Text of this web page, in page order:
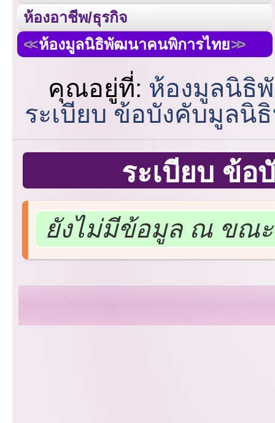
ห้องอาชีพ/ธุรกิจ
ห้องมูลนิธิพัฒนาคนพิการไทย
คุณอยู่ที่: ห้องมูลนิธิ
ระเบียบ ข้อบังคับมูลนิ
ระเบียบ ข้
ยังไม่มีข้อมูล ณ ขณ